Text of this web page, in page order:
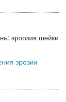
эроозия шейки
эрозии